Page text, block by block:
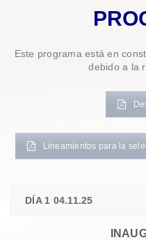
Este programa está en
debido a la
Lineamientos para la
DÍA 1 04.11.25